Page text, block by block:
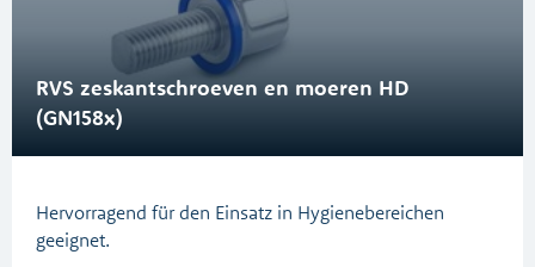
RVS zeskantschroeven en moeren HD
(GN158x)
Hervorragend für den Einsatz in Hygienebereichen
geeignet.